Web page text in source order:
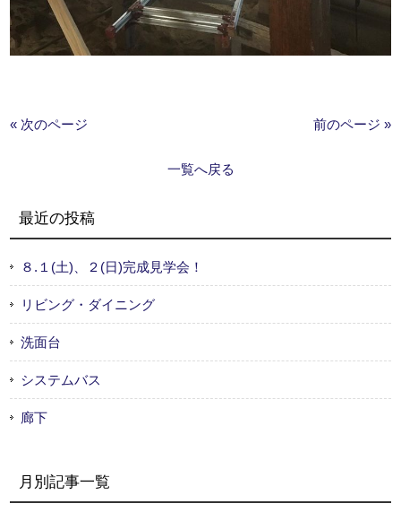
« 次のページ 前のページ »
一覧へ戻る
最近の投稿
８.１(土)、２(日)完成見学会！
リビング・ダイニング
洗面台
システムバス
廊下
月別記事一覧